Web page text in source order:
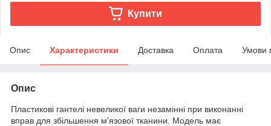
Купити
Опис Характеристики Доставка Оплата Умови
Опис
Пластикові гантелі невеликої ваги незамінні при виконанні
вправ для збільшення м'язової тканини. Модель має